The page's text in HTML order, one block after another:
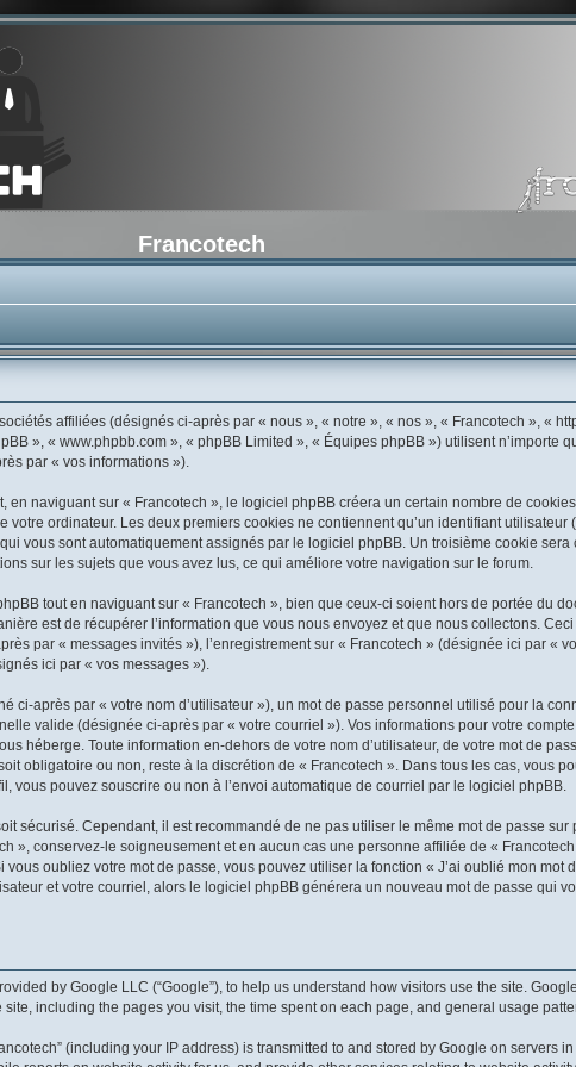
Francotech
affiliées (désignés ci-après par « nous », « notre », « nos », « Francotech », «
», « www.phpbb.com », « phpBB Limited », « Équipes phpBB ») utilisent n’importe
par « vos informations »).
naviguant sur « Francotech », le logiciel phpBB créera un certain nombre de
ordinateur. Les deux premiers cookies ne contiennent qu’un identifiant
vous sont automatiquement assignés par le logiciel phpBB. Un troisième cookie
sur les sujets que vous avez lus, ce qui améliore votre navigation sur le forum.
tout en naviguant sur « Francotech », bien que ceux-ci soient hors de portée du
est de récupérer l’information que vous nous envoyez et que nous collectons. Ceci
par « messages invités »), l’enregistrement sur « Francotech » (désignée ici par «
ici par « vos messages »).
ci-après par « votre nom d’utilisateur »), un mot de passe personnel utilisé pour la
valide (désignée ci-après par « votre courriel »). Vos informations pour votre
héberge. Toute information en-dehors de votre nom d’utilisateur, de votre mot de
obligatoire ou non, reste à la discrétion de « Francotech ». Dans tous les cas, vous
vous pouvez souscrire ou non à l’envoi automatique de courriel par le logiciel phpBB.
sécurisé. Cependant, il est recommandé de ne pas utiliser le même mot de passe sur
», conservez-le soigneusement et en aucun cas une personne affiliée de «
oubliez votre mot de passe, vous pouvez utiliser la fonction « J’ai oublié mon mot
et votre courriel, alors le logiciel phpBB générera un nouveau mot de passe qui
by Google LLC (“Google”), to help us understand how visitors use the site.
including the pages you visit, the time spent on each page, and general usage
(including your IP address) is transmitted to and stored by Google on servers